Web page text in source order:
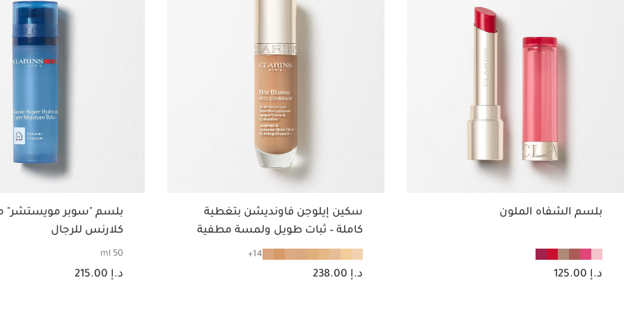
بلسم الشفاه الملون
السعر الحالي هو د.إ 125.00
د.إ 125.00
سكين إيلوجن فاونديشن بتغطية
كاملة – ثبات طويل ولمسة مطفية
14
السعر الحالي هو د.إ 238.00
د.إ 238.00
بلسم "سوبر مويستشر"
كلارنس للرجال
50 ml
السعر الحالي هو د.إ 215.00
د.إ 215.00